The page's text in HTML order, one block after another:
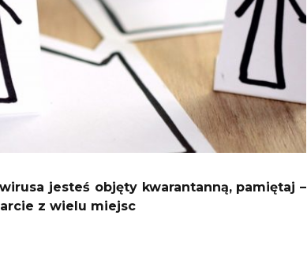
jesteś objęty kwarantanną, pamiętaj –
z wielu miejsc